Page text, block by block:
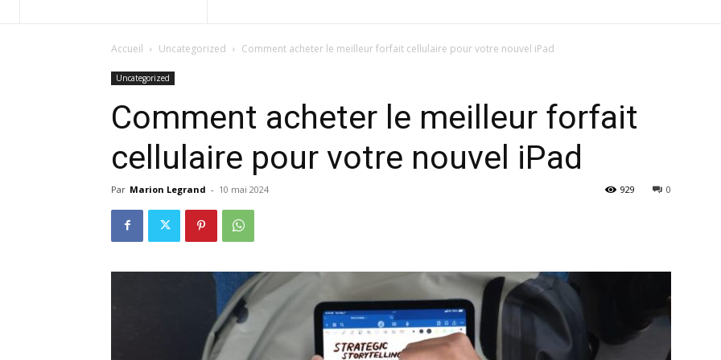
Accueil Uncategorized Comment acheter le meilleur forfait cellulaire pour votre nouvel iPad
Uncategorized
Comment acheter le meilleur forfait
cellulaire pour votre nouvel iPad
Par Marion Legrand - 10 mai 2024 0
929